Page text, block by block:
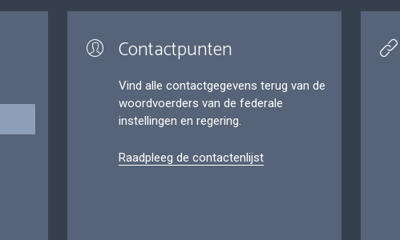
Contactpunten
Vind alle contactgegevens terug van de
woordvoerders van de federale
instellingen en regering.
Raadpleeg de contactenlijst